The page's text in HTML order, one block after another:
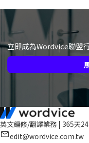
立即成為Wordvice聯盟
英文編修/翻譯業務 | 365天
edit@wordvice.com.tw